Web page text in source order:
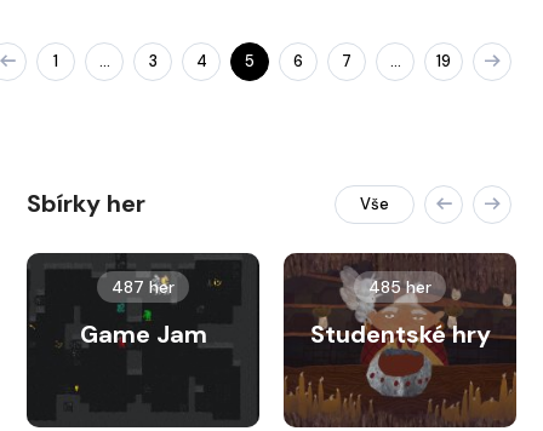
1 … 3 4 5 6 7 … 19
Sbírky her Vše
487 her
Game Jam
485 her
Studentské hry